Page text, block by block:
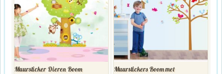
Muursticker Dieren Boom
Muurstickers Boom met